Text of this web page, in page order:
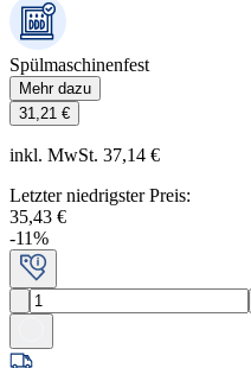
Spülmaschinenfest
Mehr dazu
31,21 €
inkl. MwSt. 37,14 €
Letzter niedrigster Preis:
35,43 €
-11%